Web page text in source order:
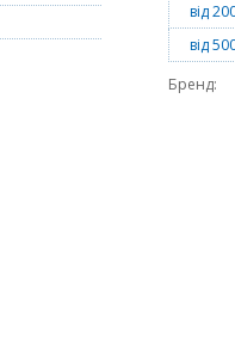
від
від
Бренд: